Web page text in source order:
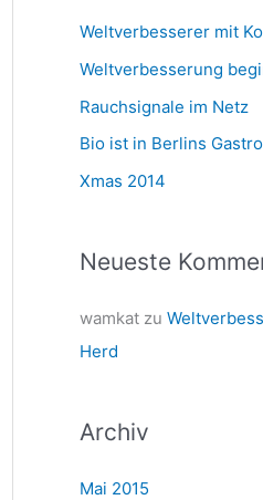
n
n
a
c
h
Weltverbesserer mit
Weltverbesserung
Rauchsignale im Netz
Bio ist in Berlins
Xmas 2014
Neueste
wamkatzu
Herd
Archiv
Mai 2015